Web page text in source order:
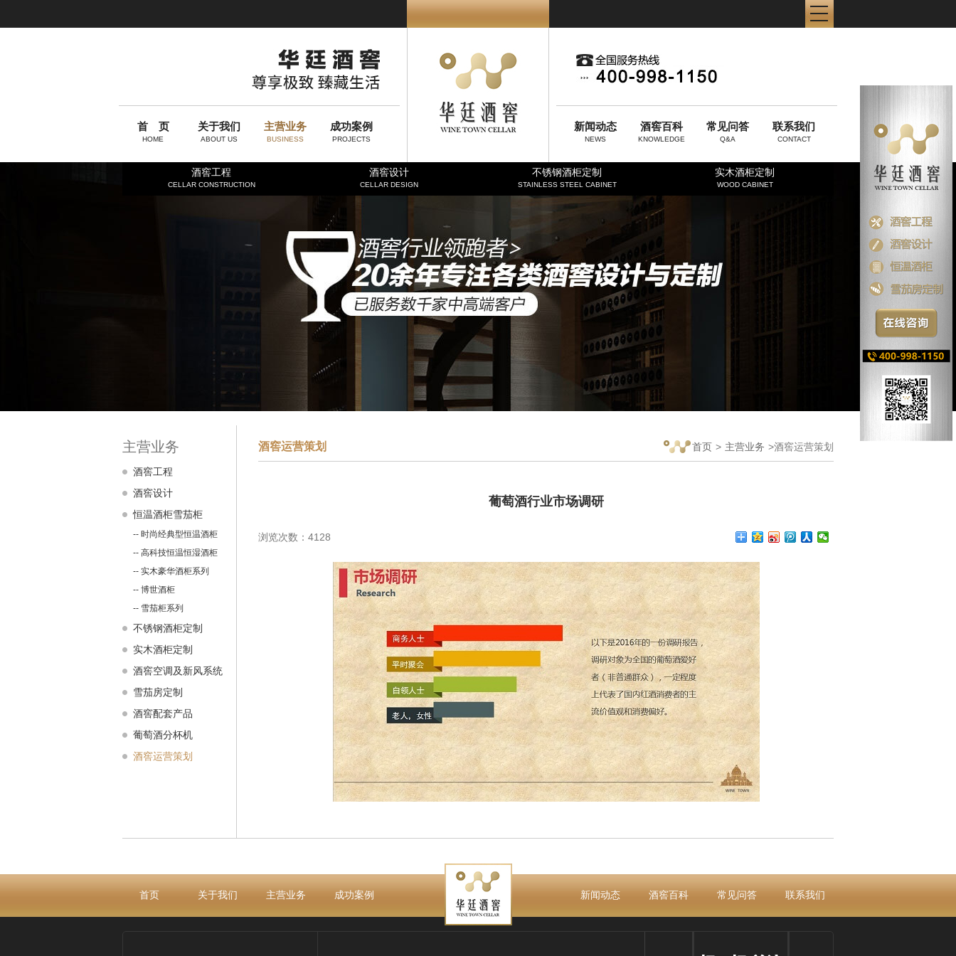
首 页
HOME
关于我们
ABOUT US
主营业务
BUSINESS
成功案例
PROJECTS
新闻动态
NEWS
酒窖百科
KNOWLEDGE
常见问答
Q&A
联系我们
CONTACT
酒窖工程
CELLAR CONSTRUCTION
酒窖设计
CELLAR DESIGN
不锈钢酒柜定制
STAINLESS STEEL CABINET
实木酒柜定制
WOOD CABINET
主营业务
酒窖工程
酒窖设计
恒温酒柜雪茄柜
-- 时尚经典型恒温酒柜
-- 高科技恒温恒湿酒柜
-- 实木豪华酒柜系列
-- 博世酒柜
-- 雪茄柜系列
不锈钢酒柜定制
实木酒柜定制
酒窖空调及新风系统
雪茄房定制
酒窖配套产品
葡萄酒分杯机
酒窖运营策划
酒窖运营策划 首页 > 主营业务 >酒窖运营策划
葡萄酒行业市场调研
浏览次数：4128
首页 关于我们 主营业务 成功案例 新闻动态 酒窖百科 常见问答 联系我们